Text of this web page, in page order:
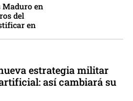
en
del
en
estrategia militar
así cambiará su